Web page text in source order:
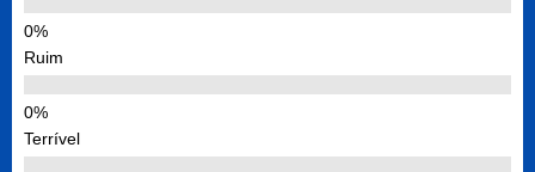
Ruim
Terrível